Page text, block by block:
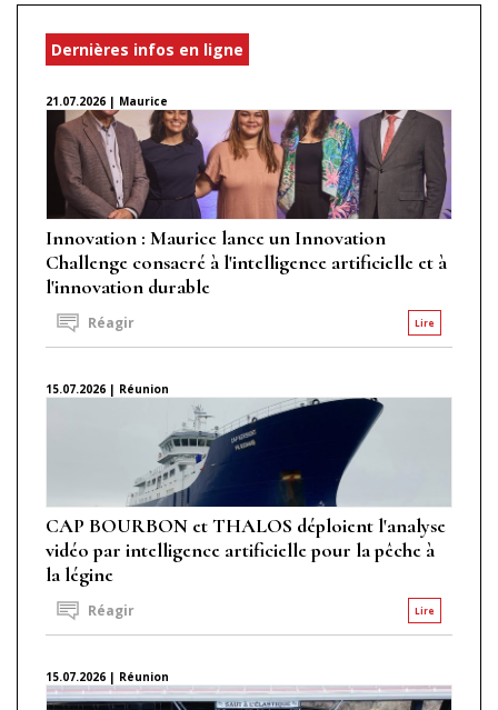
Dernières infos en ligne
21.07.2026 | Maurice
Innovation : Maurice lance un Innovation
Challenge consacré à l'intelligence artificielle et à
l'innovation durable
Lire
Réagir
15.07.2026 | Réunion
CAP BOURBON et THALOS déploient l'analyse
vidéo par intelligence artificielle pour la pêche à
la légine
Lire
Réagir
15.07.2026 | Réunion